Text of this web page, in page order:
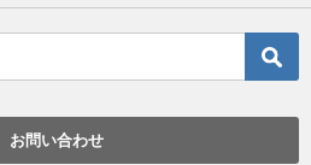
お問い合わせ